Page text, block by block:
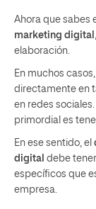
Ahora que sabes
marketing digital
elaboración.
En muchos
directamente en
en redes
primordial es
En ese sentido, el
digital debe
específicos que
empresa.